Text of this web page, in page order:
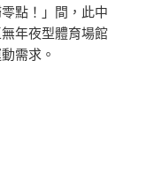
點！」間，此中
年夜型體育場館
需求。